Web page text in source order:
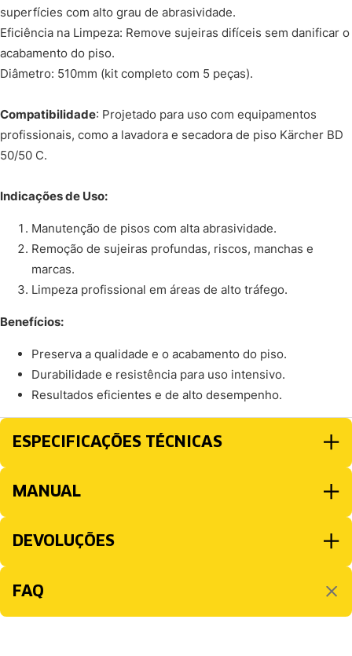
superfícies com alto grau de abrasividade.
Eficiência na Limpeza: Remove sujeiras difíceis sem danificar o
acabamento do piso.
Diâmetro: 510mm (kit completo com 5 peças).
Compatibilidade: Projetado para uso com equipamentos
profissionais, como a lavadora e secadora de piso Kärcher BD
50/50 C.
Indicações de Uso:
Manutenção de pisos com alta abrasividade.
Remoção de sujeiras profundas, riscos, manchas e
marcas.
Limpeza profissional em áreas de alto tráfego.
Benefícios:
Preserva a qualidade e o acabamento do piso.
Durabilidade e resistência para uso intensivo.
Resultados eficientes e de alto desempenho.
ESPECIFICAÇÕES TÉCNICAS
MANUAL
DEVOLUÇÕES
FAQ